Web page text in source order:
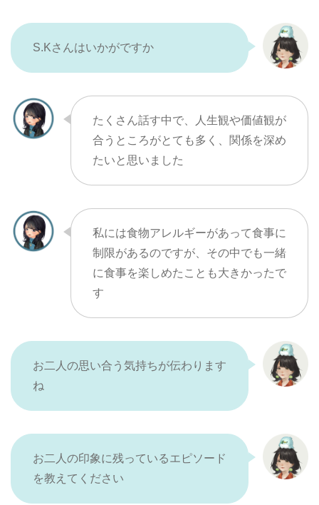
S.Kさんはいかがですか
たくさん話す中で、人生観や価値観が
合うところがとても多く、関係を深め
たいと思いました
私には食物アレルギーがあって食事に
制限があるのですが、その中でも一緒
に食事を楽しめたことも大きかったで
す
お二人の思い合う気持ちが伝わります
ね
お二人の印象に残っているエピソード
を教えてください